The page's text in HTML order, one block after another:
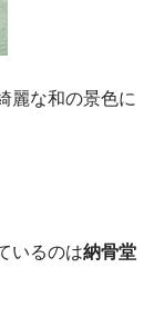
麗な和の景色に
いるのは納骨堂